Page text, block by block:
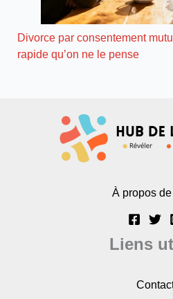
Divorce par consentement
rapide qu’on ne le pense
À propos
Liens